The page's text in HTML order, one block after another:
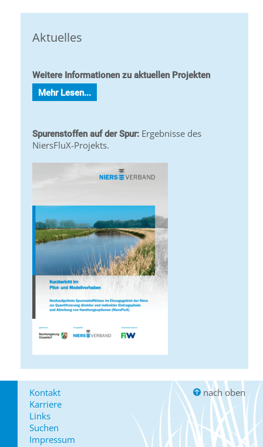
Aktuelles
Weitere Informationen zu aktuellen Projekten
Mehr Lesen...
Spurenstoffen auf der Spur: Ergebnisse des
NiersFluX-Projekts.
Kontakt
Karriere
Links
Suchen
Impressum
nach oben